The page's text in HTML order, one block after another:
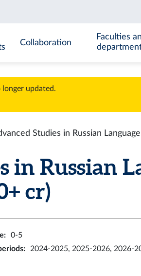
Collaboration
Faculties
longer updated.
Studies in Russian
in Russian
cr)
:
0-5
: 2024-2025, 2025-2026, 2026-